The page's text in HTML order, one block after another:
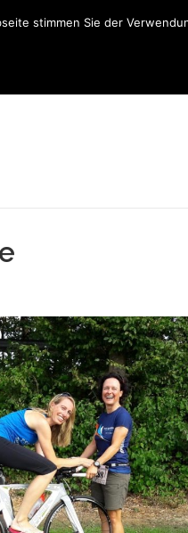
INTERNER
stimmen Sie der